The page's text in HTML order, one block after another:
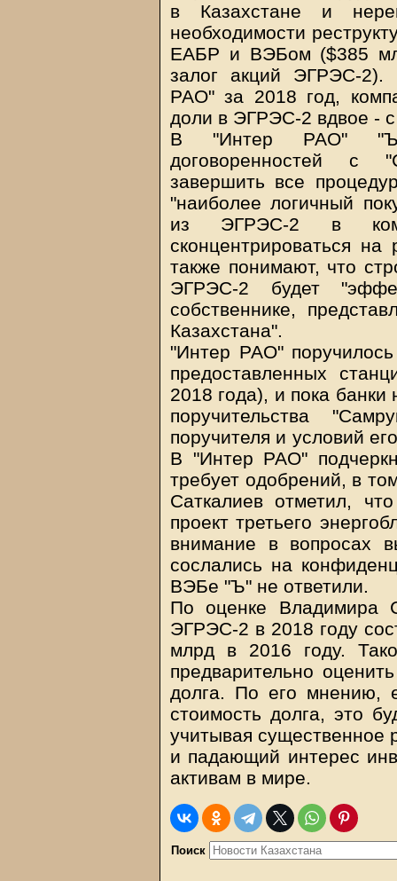
в Казахстане и
необходимости
ЕАБР и ВЭБом ($385
залог акций ЭГРЭС-2).
РАО" за 2018 год,
доли в ЭГРЭС-2 вдвое -
В "Интер РАО" "Ъ"
договоренностей с
завершить все
"наиболее логичный
из ЭГРЭС-2 в
сконцентрироваться
также понимают, что
ЭГРЭС-2 будет
собственнике,
Казахстана".
"Интер РАО"
предоставленных
2018 года), и пока банки
поручительства
поручителя и условий
В "Интер РАО"
требует одобрений, в
Саткалиев отметил,
проект третьего
внимание в вопросах
сослались на
ВЭБе "Ъ" не ответили.
По оценке Владимира
ЭГРЭС-2 в 2018 году
млрд в 2016 году.
предварительно
долга. По его мнению,
стоимость долга, это
учитывая существенное
и падающий интерес
активам в мире.
Поиск